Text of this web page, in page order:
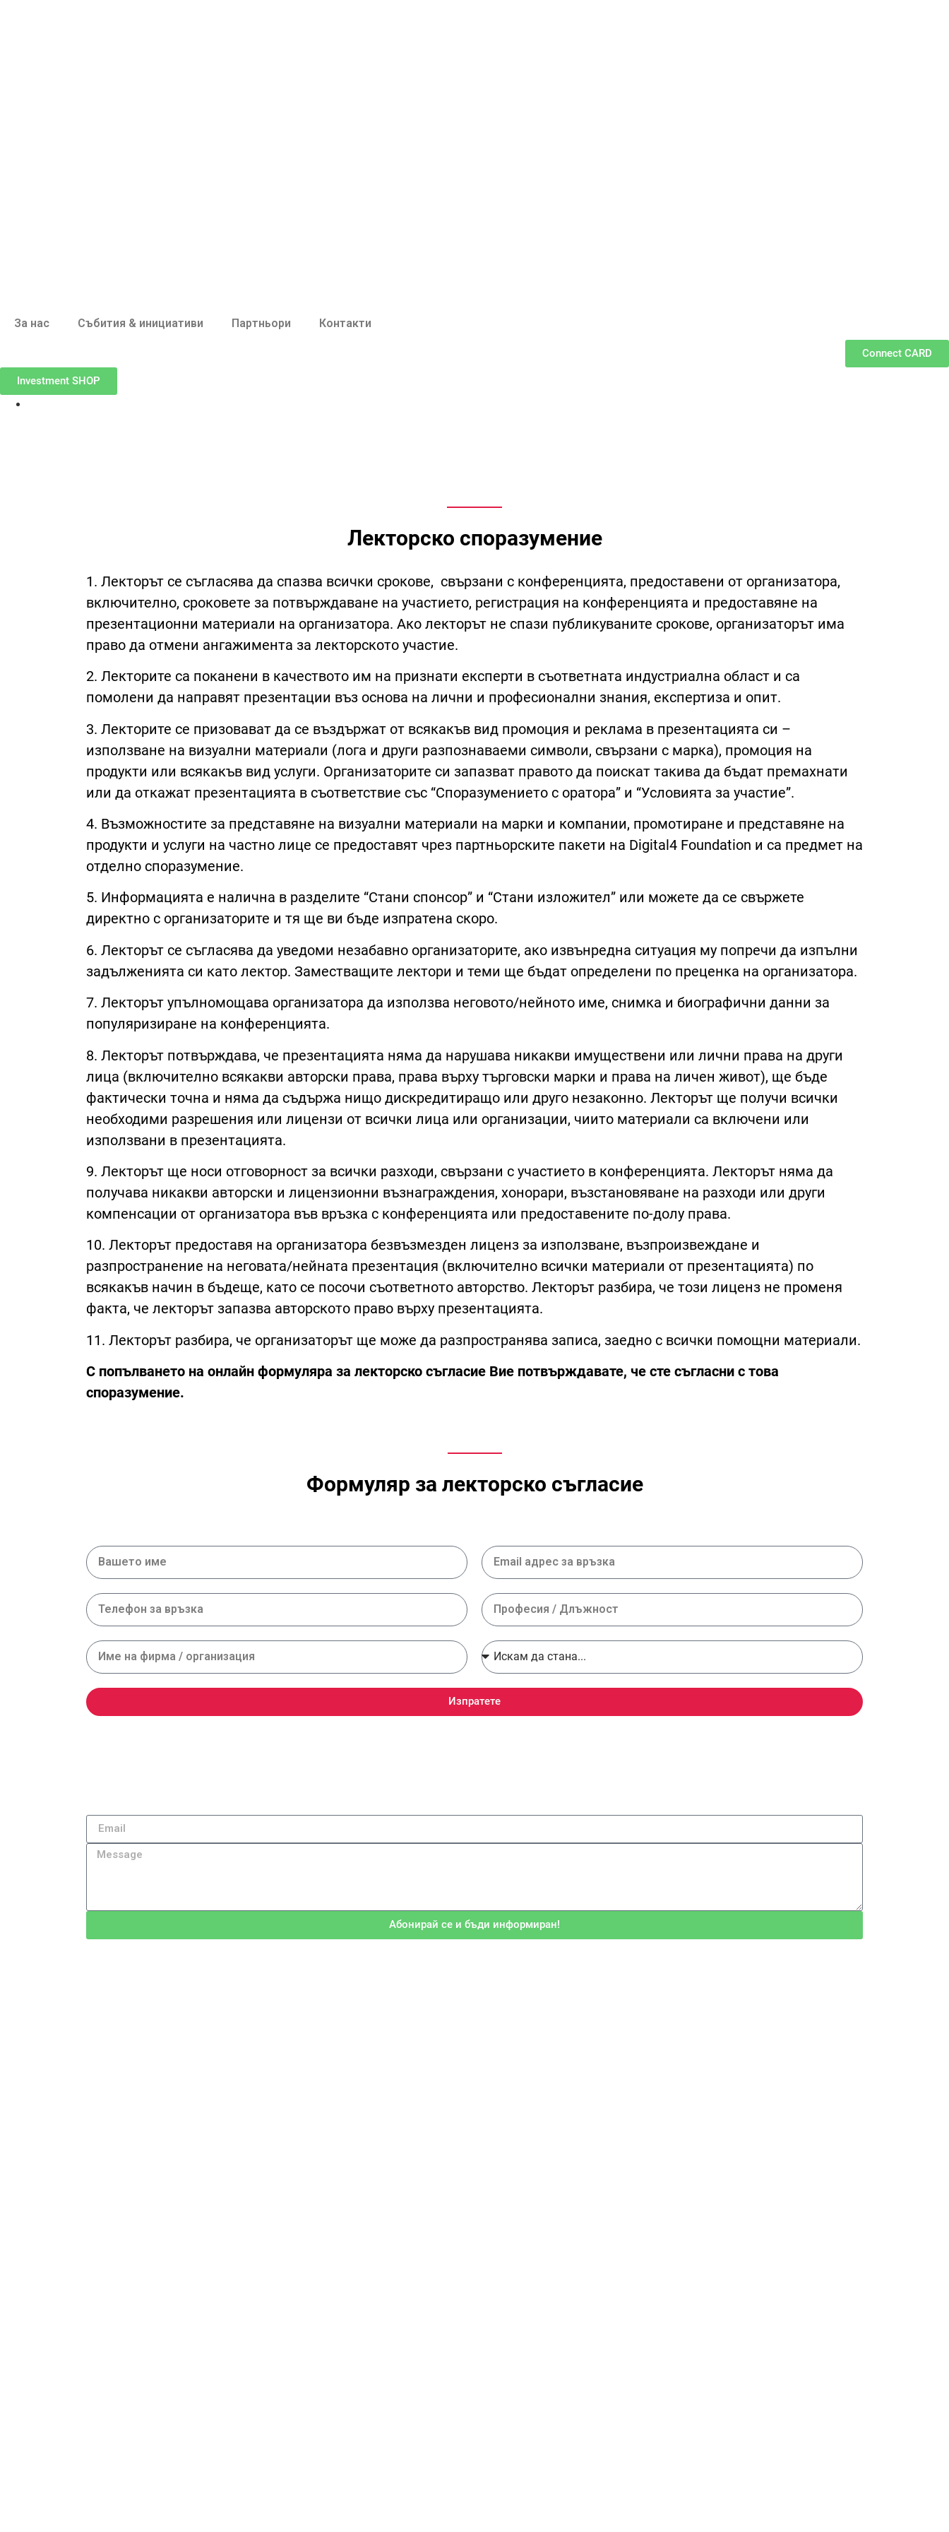
За нас Събития & инициативи Партньори Контакти
Connect CARD
Investment SHOP
Лекторско споразумение
1. Лекторът се съгласява да спазва всички срокове, свързани с конференцията, предоставени от организатора,
включително, сроковете за потвърждаване на участието, регистрация на конференцията и предоставяне на
презентационни материали на организатора. Ако лекторът не спази публикуваните срокове, организаторът има
право да отмени ангажимента за лекторското участие.
2. Лекторите са поканени в качеството им на признати експерти в съответната индустриална област и са
помолени да направят презентации въз основа на лични и професионални знания, експертиза и опит.
3. Лекторите се призовават да се въздържат от всякакъв вид промоция и реклама в презентацията си –
използване на визуални материали (лога и други разпознаваеми символи, свързани с марка), промоция на
продукти или всякакъв вид услуги. Организаторите си запазват правото да поискат такива да бъдат премахнати
или да откажат презентацията в съответствие със “Споразумението с оратора” и “Условията за участие”.
4. Възможностите за представяне на визуални материали на марки и компании, промотиране и представяне на
продукти и услуги на частно лице се предоставят чрез партньорските пакети на Digital4 Foundation и са предмет на
отделно споразумение.
5. Информацията е налична в разделите “Стани спонсор” и “Стани изложител” или можете да се свържете
директно с организаторите и тя ще ви бъде изпратена скоро.
6. Лекторът се съгласява да уведоми незабавно организаторите, ако извънредна ситуация му попречи да изпълни
задълженията си като лектор. Заместващите лектори и теми ще бъдат определени по преценка на организатора.
7. Лекторът упълномощава организатора да използва неговото/нейното име, снимка и биографични данни за
популяризиране на конференцията.
8. Лекторът потвърждава, че презентацията няма да нарушава никакви имуществени или лични права на други
лица (включително всякакви авторски права, права върху търговски марки и права на личен живот), ще бъде
фактически точна и няма да съдържа нищо дискредитиращо или друго незаконно. Лекторът ще получи всички
необходими разрешения или лицензи от всички лица или организации, чиито материали са включени или
използвани в презентацията.
9. Лекторът ще носи отговорност за всички разходи, свързани с участието в конференцията. Лекторът няма да
получава никакви авторски и лицензионни възнаграждения, хонорари, възстановяване на разходи или други
компенсации от организатора във връзка с конференцията или предоставените по-долу права.
10. Лекторът предоставя на организатора безвъзмезден лиценз за използване, възпроизвеждане и
разпространение на неговата/нейната презентация (включително всички материали от презентацията) по
всякакъв начин в бъдеще, като се посочи съответното авторство. Лекторът разбира, че този лиценз не променя
факта, че лекторът запазва авторското право върху презентацията.
11. Лекторът разбира, че организаторът ще може да разпространява записа, заедно с всички помощни материали.
С попълването на онлайн формуляра за лекторско съгласие Вие потвърждавате, че сте съгласни с това
споразумение.
Формуляр за лекторско съгласие
Изпратете
Абонирай се и бъди информиран!